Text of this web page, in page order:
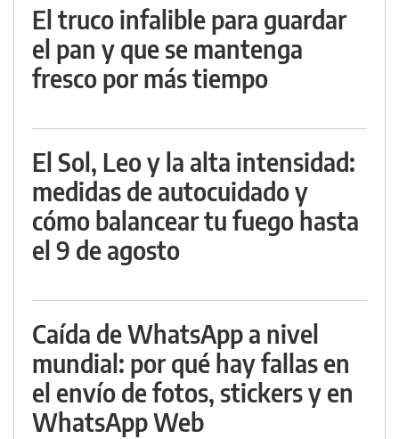
El truco infalible para guardar
el pan y que se mantenga
fresco por más tiempo
El Sol, Leo y la alta intensidad:
medidas de autocuidado y
cómo balancear tu fuego hasta
el 9 de agosto
Caída de WhatsApp a nivel
mundial: por qué hay fallas en
el envío de fotos, stickers y en
WhatsApp Web